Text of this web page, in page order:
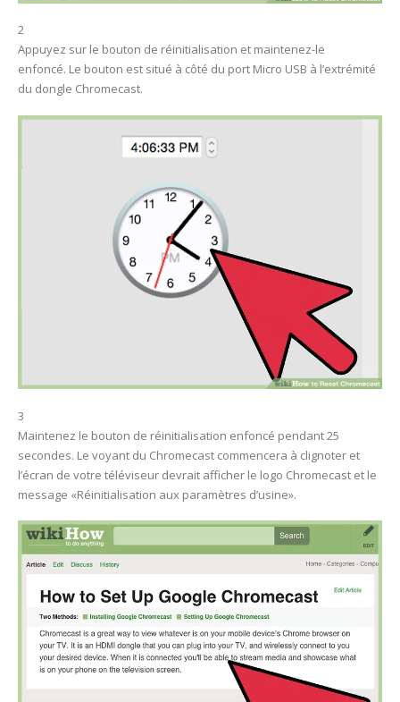
2
Appuyez sur le bouton de réinitialisation et maintenez-le
enfoncé. Le bouton est situé à côté du port Micro USB à l’extrémité
du dongle Chromecast.
3
Maintenez le bouton de réinitialisation enfoncé pendant 25
secondes. Le voyant du Chromecast commencera à clignoter et
l’écran de votre téléviseur devrait afficher le logo Chromecast et le
message «Réinitialisation aux paramètres d’usine».